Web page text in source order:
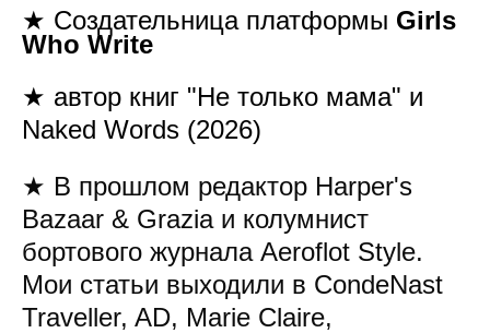
★ Создательница платформы Girls
Who Write
★ автор книг "Не только мама" и
Naked Words (2026)
★ В прошлом редактор Harper's
Bazaar & Grazia и колумнист
бортового журнала Aeroflot Style.
Мои статьи выходили в CondeNast
Traveller, AD, Marie Claire,